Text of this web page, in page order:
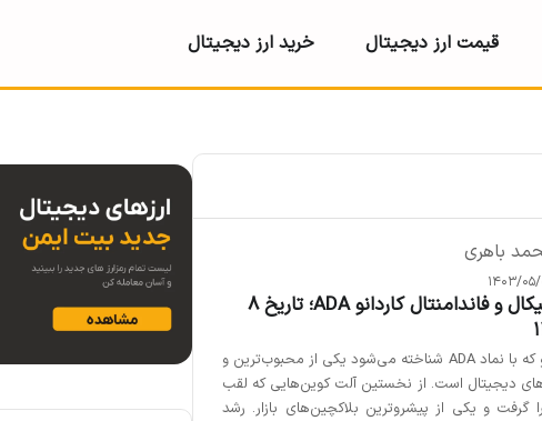
قیمت ارز دیجیتال خرید ارز دیجیتال
باهری
۰۵/۰۸
تحلیل تکنیکال و فاندامنتال کاردانو ADA؛ تاریخ ۸
رمز ارز کاردانو که با نماد ADA شناخته می‌شود یکی از محبوب‌ترین و
دیجیتال است. از نخستین آلت‌ کوین‌هایی که لقب
گرفت و یکی از پیشرو‌ترین بلاکچین‌های بازار. رشد